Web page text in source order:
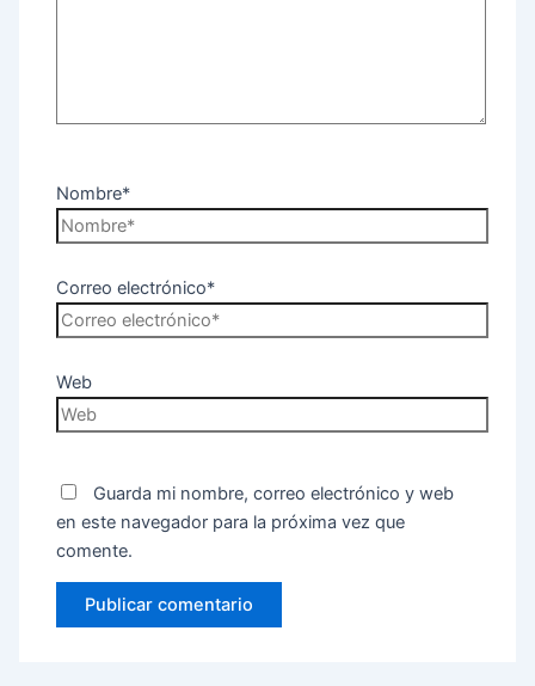
Nombre*
Correo electrónico*
Web
Guarda mi nombre, correo electrónico y web
en este navegador para la próxima vez que
comente.